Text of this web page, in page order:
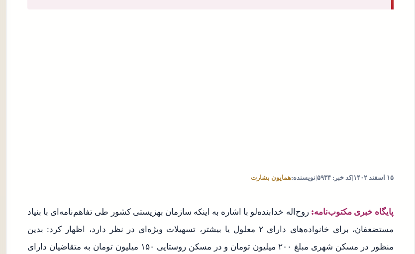
۱۵ اسفند ۱۴۰۲ |کد خبر: ۵۹۳۴ |نویسنده:همایون بشارت
پایگاه خبری مکتوب‌نامه: روح‌اله خدابنده‌لو با اشاره به اینکه سازمان بهزیستی کشور طی تفاهم‌نامه‌ای با بنیاد
مستضعفان، برای خانواده‌های دارای ۲ معلول یا بیشتر، تسهیلات ویژه‌ای در نظر دارد، اظهار کرد: بدین
منظور در مسکن شهری مبلغ ۲۰۰ میلیون تومان و در مسکن روستایی ۱۵۰ میلیون تومان به متقاضیان دارای